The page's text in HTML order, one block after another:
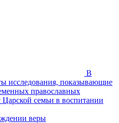
В
исследования, показывающие
православных
Царской семьи в воспитании
веры